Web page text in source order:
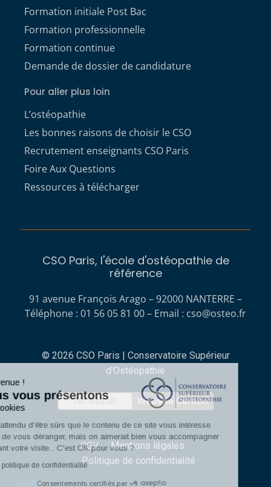
Bienvenue !
Nous vous présentons
Les cookies
On a attendu d'être sûrs que le contenu de ce site vous intéresse
avant de vous déranger, mais on aimerait bien vous accompagner
pendant votre visite... C'est OK pour vous ?
Lire la politique de confidentialité
Consentements certifiés par
Formation initiale Post Bac
Formation professionnelle
Formation continue
Demande de dossier de candidature
Pour aller plus loin
L’ostéopathie
Les bonnes raisons de choisir le CSO
Recrutement enseignants CSO Paris
Foire Aux Questions
Ressources à télécharger
CSO Paris, l'école d'ostéopathie de
référence
91 avenue François Arago – 92000 NANTERRE –
Téléphone : 01 56 05 81 00 – Email : cso@osteo.fr
© 2026 CSO Paris | Conservatoire Supérieur
d'Ostéopathie
No Result Website Carbon
CGV
Mentions légales
Politique de confidentialité